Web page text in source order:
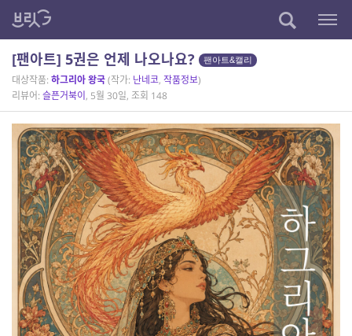
[팬아트] 5권은 언제 나오나요? 팬아트&캘리
대상작품: 하그리아 왕국(작가: 난네코, 작품정보)
리뷰어: 슬픈거북이, 5월 30일, 조회 148